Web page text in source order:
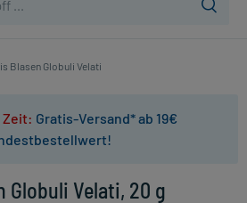
Blasen Globuli Velati
Zeit: Gratis-Versand* ab 19€
Globuli Velati, 20 g